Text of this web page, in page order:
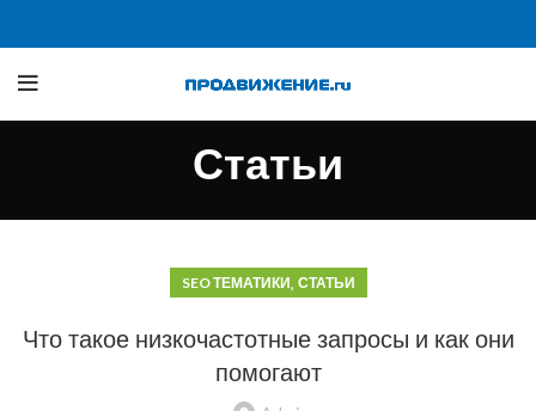
Статьи
SEO ТЕМАТИКИ, СТАТЬИ
Что такое низкочастотные запросы и как они
помогают